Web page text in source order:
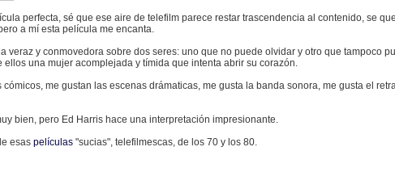
perfecta, sé que ese aire de telefilm parece restar trascendencia al contenido, se
a mí esta película me encanta.
veraz y conmovedora sobre dos seres: uno que no puede olvidar y otro que tampoco
ellos una mujer acomplejada y tímida que intenta abrir su corazón.
cómicos, me gustan las escenas drámaticas, me gusta la banda sonora, me gusta el
bien, pero Ed Harris hace una interpretación impresionante.
esas películas "sucias", telefilmescas, de los 70 y los 80.